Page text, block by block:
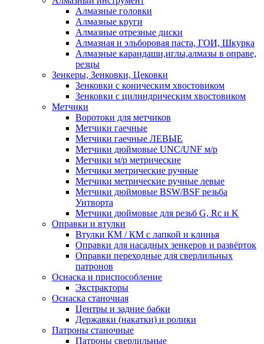
Алмазные головки
Алмазные круги
Алмазные отрезные диски
Алмазная и эльборовая паста, ГОИ, Шкурка
Алмазные карандаши,иглы,алмазы в оправе,
резцы
Зенкеры, Зенковки, Цековки
Зенковки с коническим хвостовиком
Зенковки с цилиндрическим хвостовиком
Метчики
Воротоки для метчиков
Метчики гаечные
Метчики гаечные ЛЕВЫЕ
Метчики дюймовые UNC/UNF м/р
Метчики м/р метрические
Метчики метрические ручные
Метчики метрические ручные левые
Метчики дюймовые BSW/BSF резьба
Уитворта
Метчики дюймовые для резьб G, Rc и K
Оправки и втулки
Втулки КМ / КМ с лапкой и клинья
Оправки для насадных зенкеров и развёрток
Оправки переходные для сверлильных
патронов
Оснаска и приспособление
Экстракторы
Оснаска станочная
Центры и задние бабки
Державки (накатки) и ролики
Патроны станочные
Патроны сверлильные